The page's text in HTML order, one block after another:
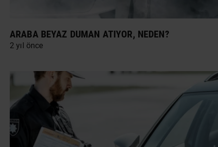
ARABA BEYAZ DUMAN ATIYOR, NEDEN?
2 yıl önce